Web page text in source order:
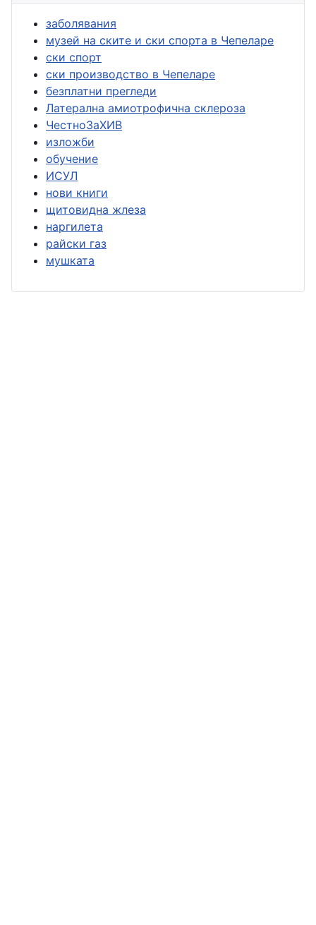
заболявания
музей на ските и ски спорта в Чепеларе
ски спорт
ски производство в Чепеларе
безплатни прегледи
Латерална амиотрофична склероза
ЧестноЗаХИВ
изложби
обучение
ИСУЛ
нови книги
щитовидна жлеза
наргилета
райски газ
мушката